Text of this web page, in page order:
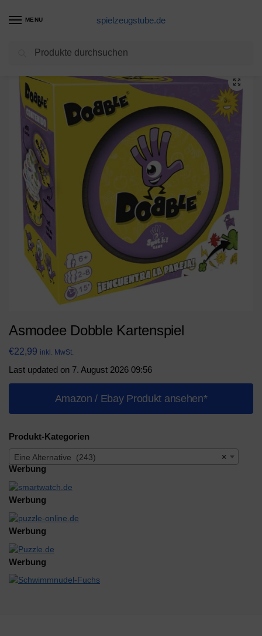
MENU spielzeugstube.de
Eine Alternative / Asmodee Dobble Kartenspiel
Asmodee Dobble Kartenspiel
€22,99 inkl. MwSt.
Last updated on 7. August 2026 09:56
Amazon / Ebay Produkt ansehen*
Produkt-Kategorien
×
Eine Alternative (243)
Werbung
Werbung
Werbung
Werbung